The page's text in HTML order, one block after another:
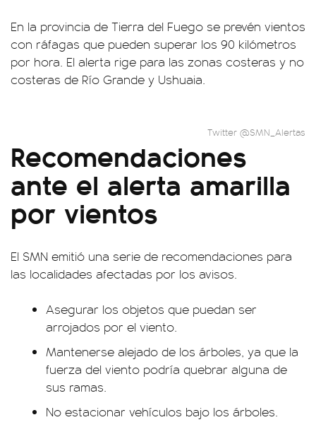
En la provincia de Tierra del Fuego se prevén vientos
con ráfagas que pueden superar los 90 kilómetros
por hora. El alerta rige para las zonas costeras y no
costeras de Río Grande y Ushuaia.
Twitter @SMN_Alertas
Recomendaciones
ante el alerta amarilla
por vientos
El SMN emitió una serie de recomendaciones para
las localidades afectadas por los avisos.
Asegurar los objetos que puedan ser
arrojados por el viento.
Mantenerse alejado de los árboles, ya que la
fuerza del viento podría quebrar alguna de
sus ramas.
No estacionar vehículos bajo los árboles.